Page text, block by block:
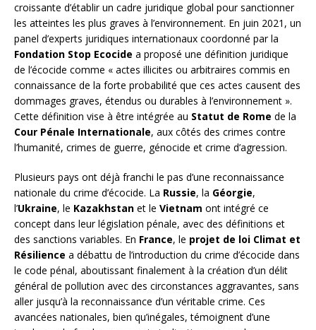
croissante d’établir un cadre juridique global pour sanctionner
les atteintes les plus graves à l’environnement. En juin 2021, un
panel d’experts juridiques internationaux coordonné par la
Fondation Stop Ecocide a proposé une définition juridique
de l’écocide comme « actes illicites ou arbitraires commis en
connaissance de la forte probabilité que ces actes causent des
dommages graves, étendus ou durables à l’environnement ».
Cette définition vise à être intégrée au Statut de Rome de la
Cour Pénale Internationale, aux côtés des crimes contre
l’humanité, crimes de guerre, génocide et crime d’agression.
Plusieurs pays ont déjà franchi le pas d’une reconnaissance
nationale du crime d’écocide. La Russie, la Géorgie,
l’Ukraine, le Kazakhstan et le Vietnam ont intégré ce
concept dans leur législation pénale, avec des définitions et
des sanctions variables. En France, le projet de loi Climat et
Résilience a débattu de l’introduction du crime d’écocide dans
le code pénal, aboutissant finalement à la création d’un délit
général de pollution avec des circonstances aggravantes, sans
aller jusqu’à la reconnaissance d’un véritable crime. Ces
avancées nationales, bien qu’inégales, témoignent d’une